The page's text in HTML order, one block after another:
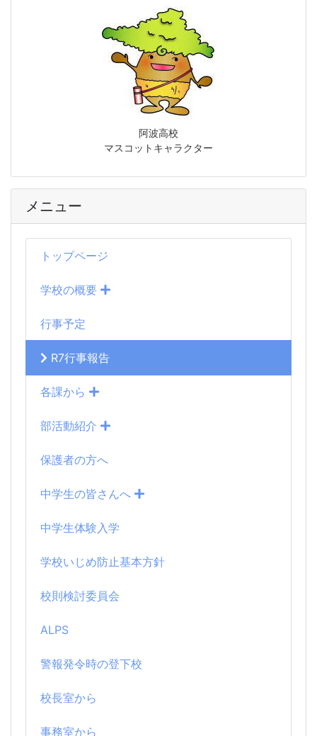
阿波高校
マスコットキャラクター
メニュー
トップページ
学校の概要
行事予定
R7行事報告
各課から
部活動紹介
保護者の方へ
中学生の皆さんへ
中学生体験入学
学校いじめ防止基本方針
校則検討委員会
ALPS
警報発令時の登下校
校長室から
事務室から